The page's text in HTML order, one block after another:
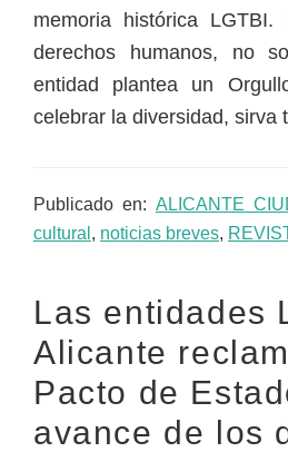
memoria histórica
derechos humanos, no
entidad plantea un
celebrar la diversidad,
Publicado en: ALICANTE
cultural , noticias breves,
Las entidades
Alicante
Pacto de
avance de los